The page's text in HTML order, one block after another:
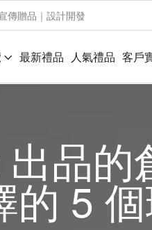
傳贈品｜設計開發
最新禮品 人氣禮品 客戶
品
的 5